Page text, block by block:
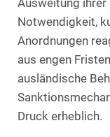
Ausweitung
Notwendigkeit,
Anordnungen
aus engen
ausländische
Druck erheblich.